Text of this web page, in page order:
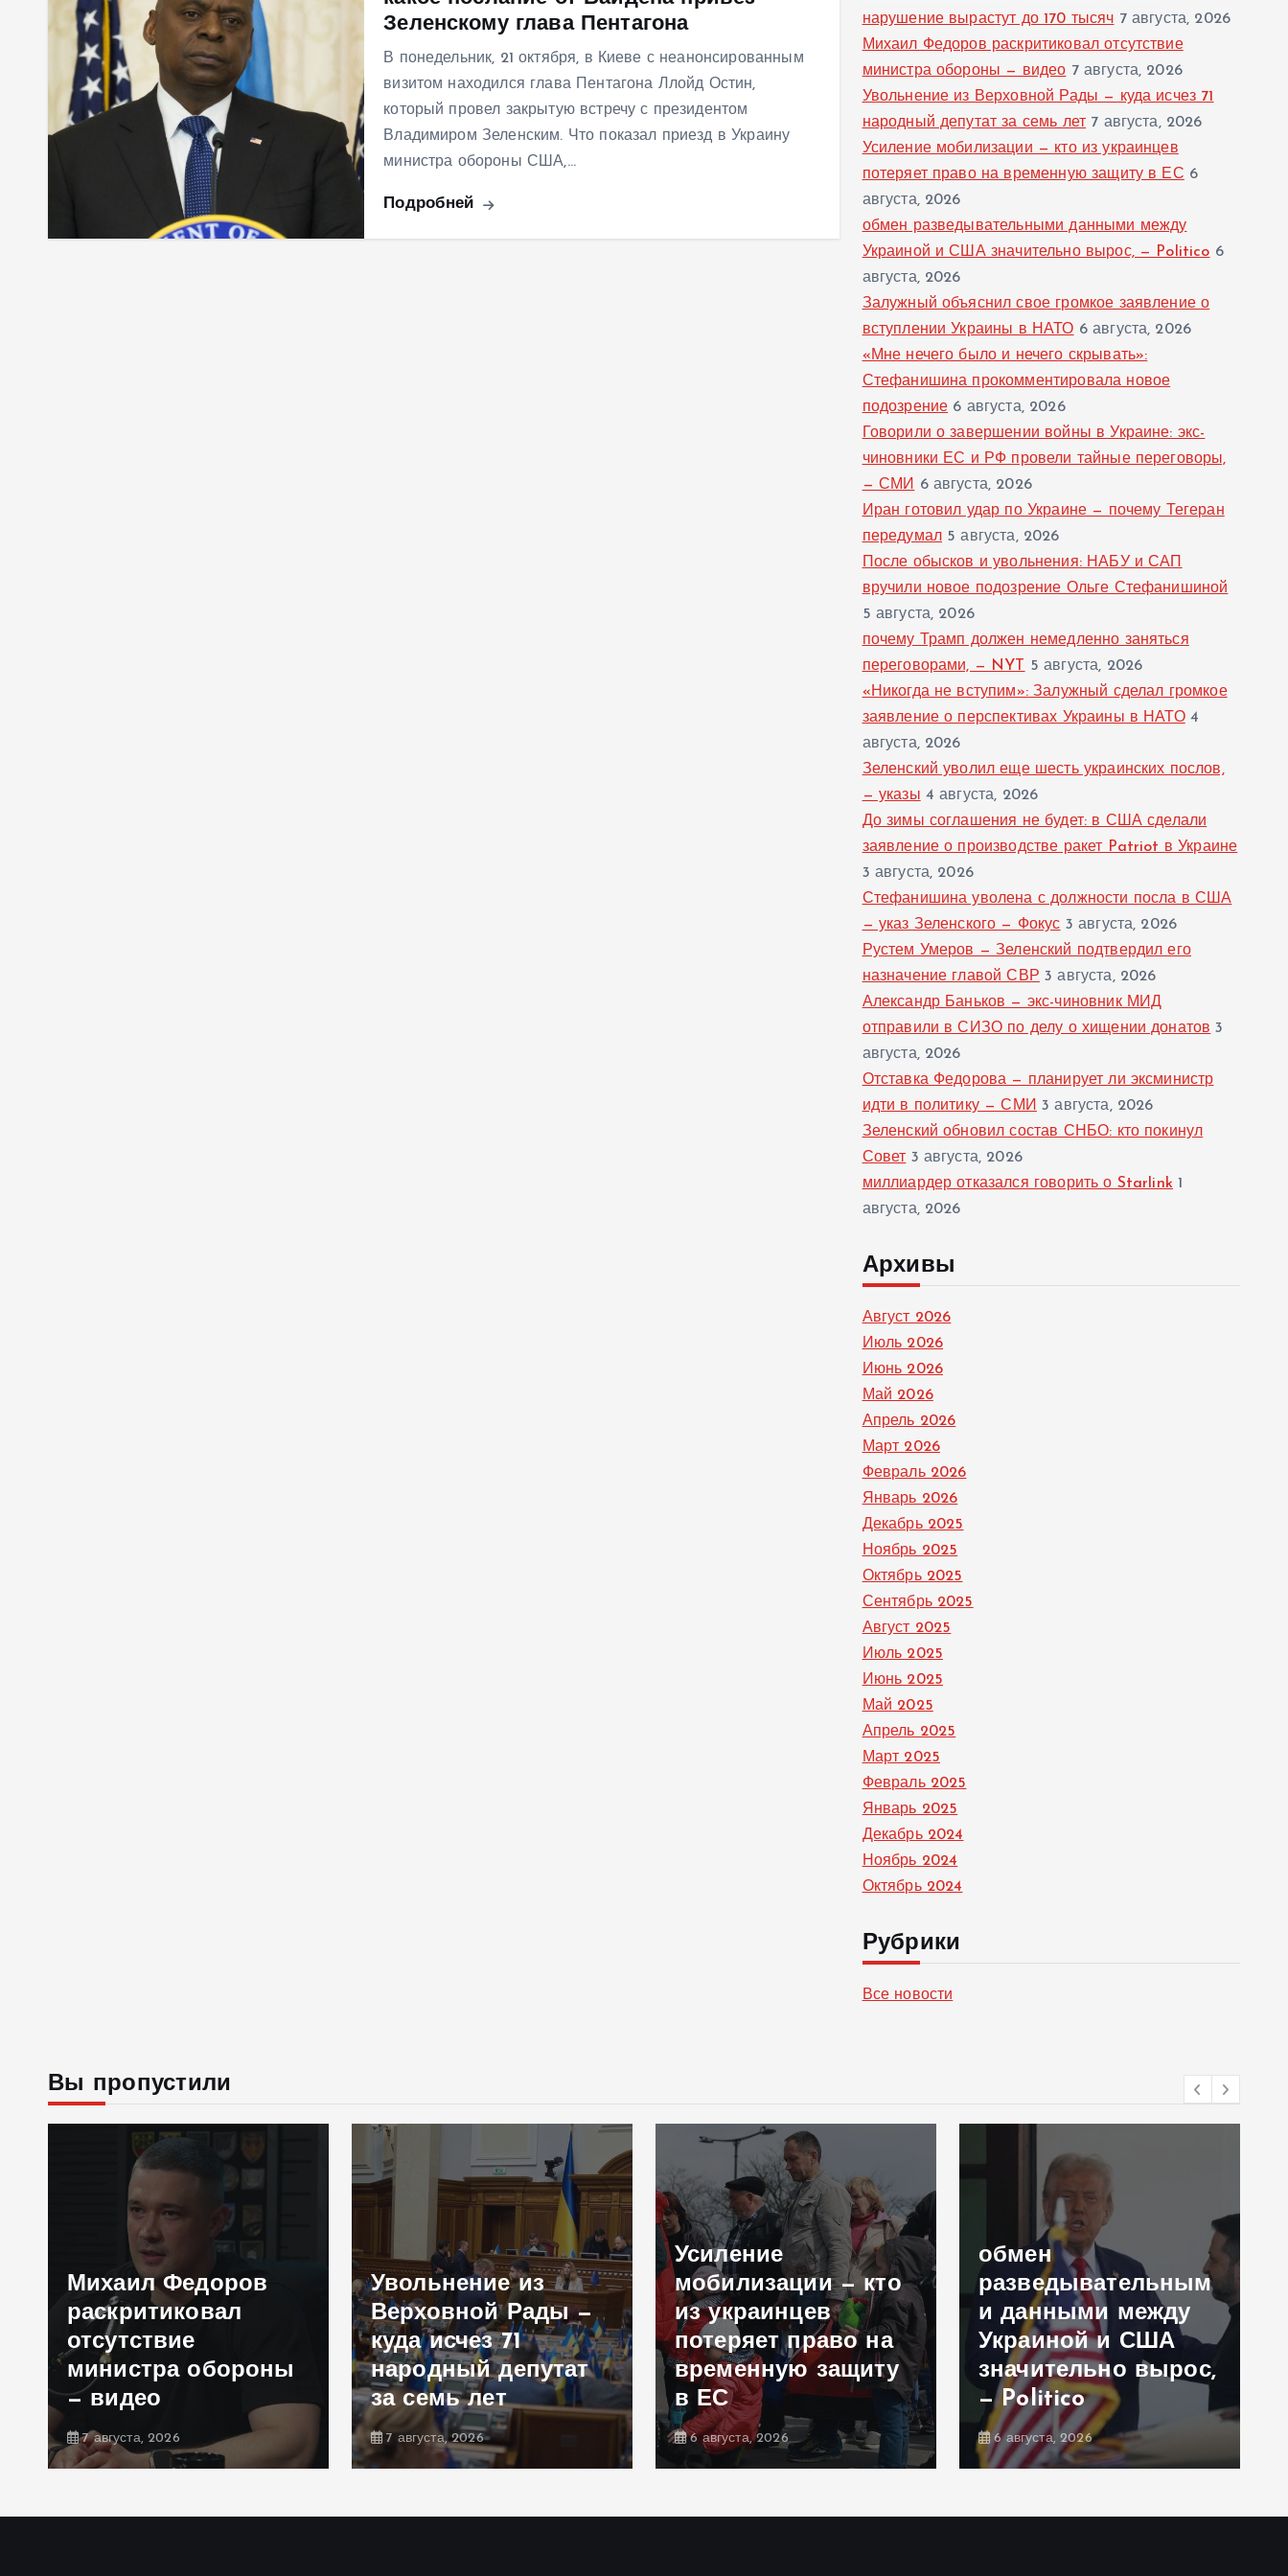
Зеленскому глава Пентагона
В понедельник, 21 октября, в Киеве с неанонсированным
визитом находился глава Пентагона Ллойд Остин,
который провел закрытую встречу с президентом
Владимиром Зеленским. Что показал приезд в Украину
министра обороны США,…
Подробней
нарушение вырастут до 170 тысяч 7 августа, 2026
Михаил Федоров раскритиковал отсутствие
министра обороны — видео 7 августа, 2026
Увольнение из Верховной Рады — куда исчез 71
народный депутат за семь лет 7 августа, 2026
Усиление мобилизации — кто из украинцев
потеряет право на временную защиту в ЕС 6
августа, 2026
обмен разведывательными данными между
Украиной и США значительно вырос, — Politico 6
августа, 2026
Залужный объяснил свое громкое заявление о
вступлении Украины в НАТО 6 августа, 2026
«Мне нечего было и нечего скрывать»:
Стефанишина прокомментировала новое
подозрение 6 августа, 2026
Говорили о завершении войны в Украине: экс-
чиновники ЕС и РФ провели тайные переговоры,
— СМИ 6 августа, 2026
Иран готовил удар по Украине — почему Тегеран
передумал 5 августа, 2026
После обысков и увольнения: НАБУ и САП
вручили новое подозрение Ольге Стефанишиной
5 августа, 2026
почему Трамп должен немедленно заняться
переговорами, — NYT
5 августа, 2026
«Никогда не вступим»: Залужный сделал громкое
заявление о перспективах Украины в НАТО 4
августа, 2026
Зеленский уволил еще шесть украинских послов,
— указы 4 августа, 2026
До зимы соглашения не будет: в США сделали
заявление о производстве ракет Patriot в Украине
3 августа, 2026
Стефанишина уволена с должности посла в США
— указ Зеленского — Фокус 3 августа, 2026
Рустем Умеров — Зеленский подтвердил его
назначение главой СВР 3 августа, 2026
Александр Баньков — экс-чиновник МИД
отправили в СИЗО по делу о хищении донатов 3
августа, 2026
Отставка Федорова — планирует ли эксминистр
идти в политику — СМИ 3 августа, 2026
Зеленский обновил состав СНБО: кто покинул
Совет 3 августа, 2026
миллиардер отказался говорить о Starlink 1
августа, 2026
Архивы
Август 2026
Июль 2026
Июнь 2026
Май 2026
Апрель 2026
Март 2026
Февраль 2026
Январь 2026
Декабрь 2025
Ноябрь 2025
Октябрь 2025
Сентябрь 2025
Август 2025
Июль 2025
Июнь 2025
Май 2025
Апрель 2025
Март 2025
Февраль 2025
Январь 2025
Декабрь 2024
Ноябрь 2024
Октябрь 2024
Рубрики
Все новости
Вы пропустили
Михаил Федоров
раскритиковал
отсутствие
министра обороны
— видео
7 августа, 2026
Увольнение из
Верховной Рады —
куда исчез 71
народный депутат
за семь лет
7 августа, 2026
Усиление
мобилизации — кто
из украинцев
потеряет право на
временную защиту
в ЕС
6 августа, 2026
обмен
разведывательным
и данными между
Украиной и США
значительно вырос,
— Politico
6 августа, 2026